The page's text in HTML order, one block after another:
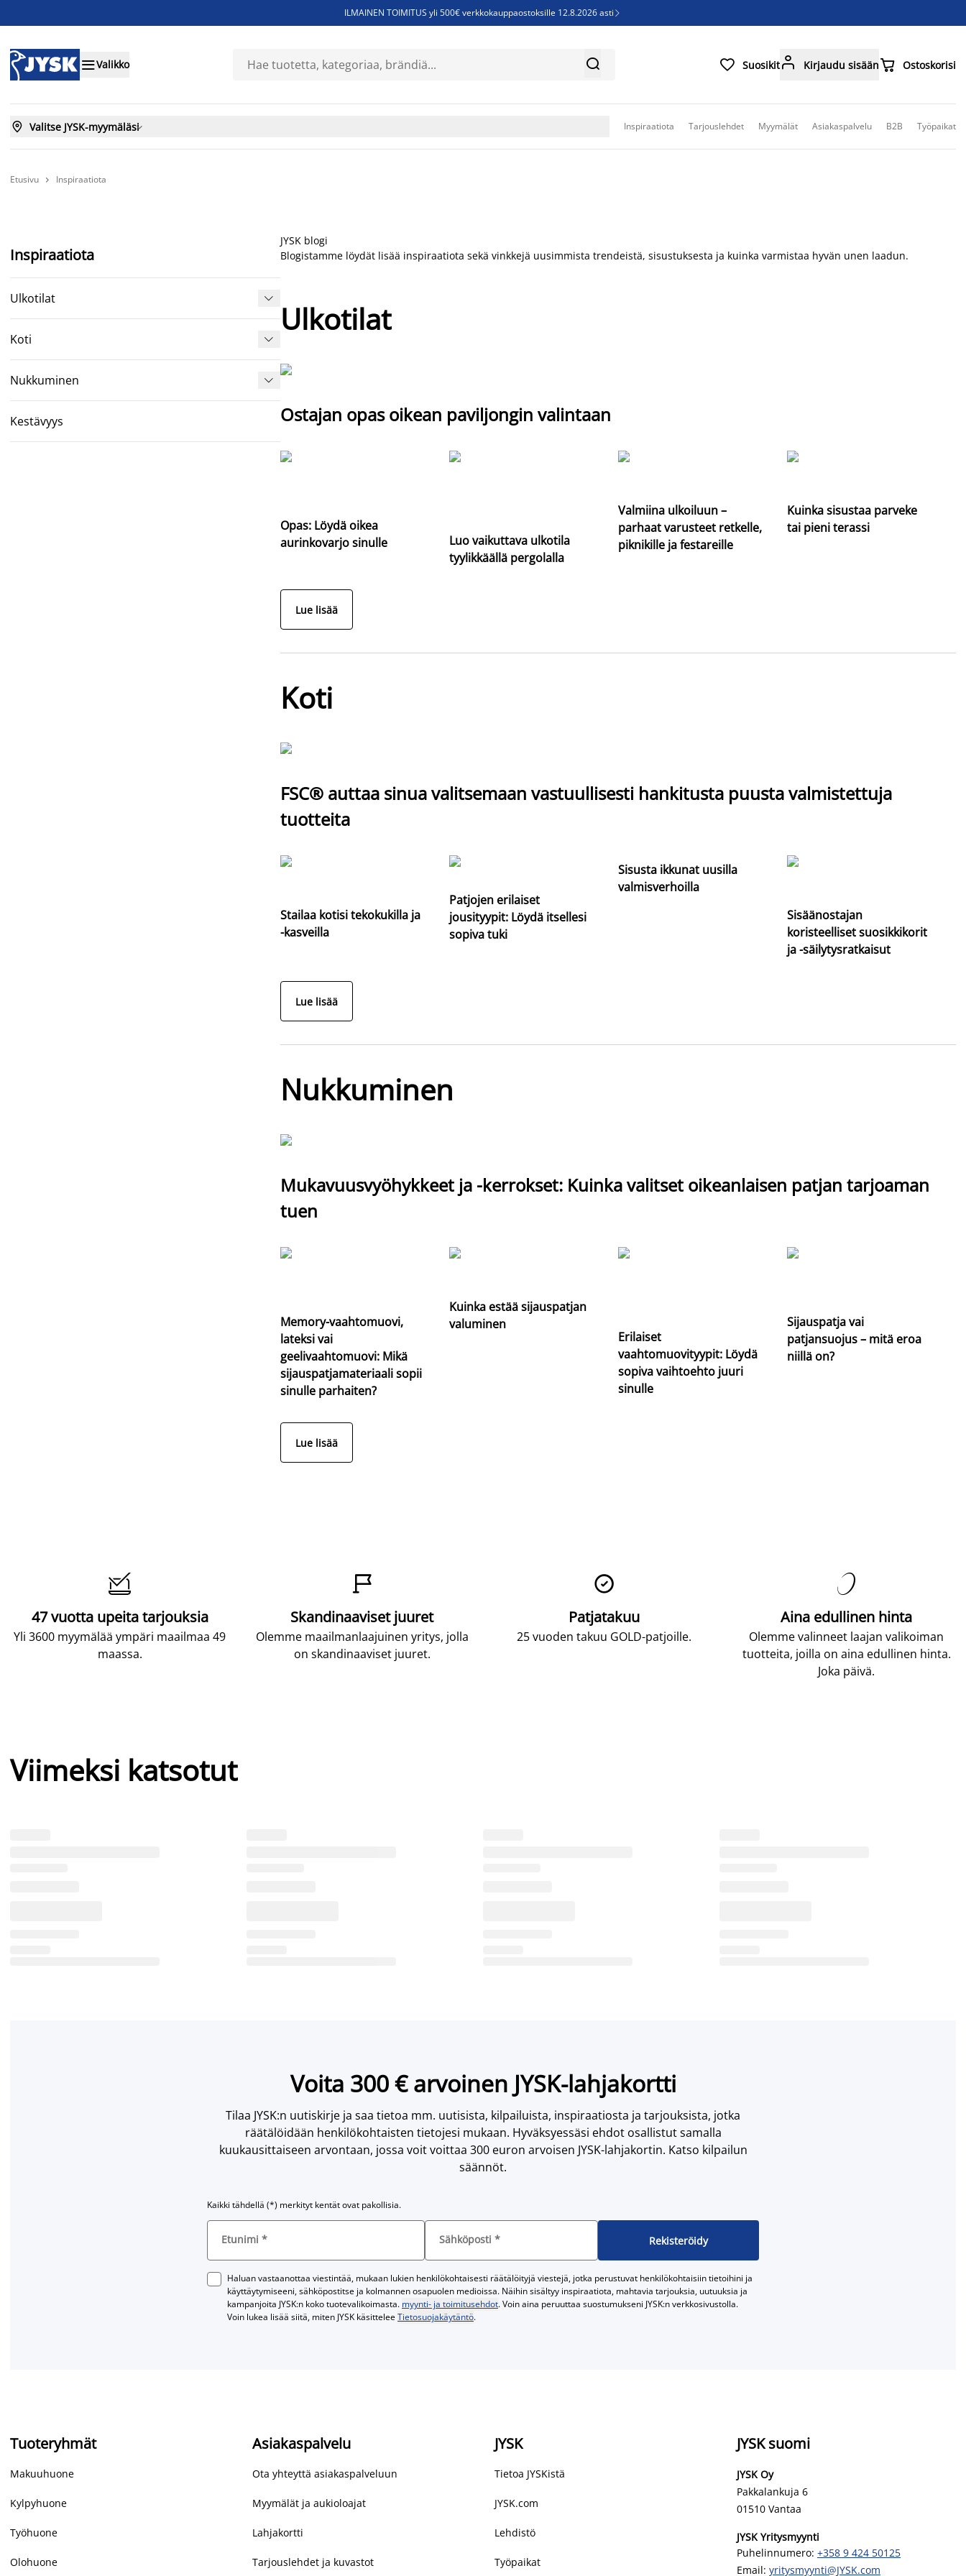
ILMAINEN TOIMITUS yli 500€ verkkokauppaostoksille 12.8.2026 asti 
Sijauspatjoja - Säästä jopa 60%
Valikko   Suosikit Kirjaudu sisään Ostoskorisi
 Valitse JYSK-myymäläsi Inspiraatiota Tarjouslehdet Myymälät Asiakaspalvelu B2B Työpaikat
Etusivu  Inspiraatiota
Inspiraatiota
Ulkotilat 
Koti 
Nukkuminen 
Kestävyys
JYSK blogi
Blogistamme löydät lisää inspiraatiota sekä vinkkejä uusimmista trendeistä, sisustuksesta ja kuinka varmistaa hyvän unen laadun.
Ulkotilat
Ostajan opas oikean paviljongin valintaan
Opas: Löydä oikea
aurinkovarjo sinulle
Luo vaikuttava ulkotila
tyylikkäällä pergolalla
Valmiina ulkoiluun –
parhaat varusteet retkelle,
piknikille ja festareille
Kuinka sisustaa parveke
tai pieni terassi
Lue lisää
Koti
FSC® auttaa sinua valitsemaan vastuullisesti hankitusta puusta valmistettuja
tuotteita
Stailaa kotisi tekokukilla ja
-kasveilla
Patjojen erilaiset
jousityypit: Löydä itsellesi
sopiva tuki
Sisusta ikkunat uusilla
valmisverhoilla
Sisäänostajan
koristeelliset suosikkikorit
ja -säilytysratkaisut
Lue lisää
Nukkuminen
Mukavuusvyöhykkeet ja -kerrokset: Kuinka valitset oikeanlaisen patjan tarjoaman
tuen
Memory-vaahtomuovi,
lateksi vai
geelivaahtomuovi: Mikä
sijauspatjamateriaali sopii
sinulle parhaiten?
Kuinka estää sijauspatjan
valuminen
Erilaiset
vaahtomuovityypit: Löydä
sopiva vaihtoehto juuri
sinulle
Sijauspatja vai
patjansuojus – mitä eroa
niillä on?
Lue lisää

47 vuotta upeita tarjouksia
Yli 3600 myymälää ympäri maailmaa 49
maassa.

Skandinaaviset juuret
Olemme maailmanlaajuinen yritys, jolla
on skandinaaviset juuret.

Patjatakuu
25 vuoden takuu GOLD-patjoille.

Aina edullinen hinta
Olemme valinneet laajan valikoiman
tuotteita, joilla on aina edullinen hinta.
Joka päivä.
Viimeksi katsotut
Voita 300 € arvoinen JYSK-lahjakortti
Tilaa JYSK:n uutiskirje ja saa tietoa mm. uutisista, kilpailuista, inspiraatiosta ja tarjouksista, jotka
räätälöidään henkilökohtaisten tietojesi mukaan. Hyväksyessäsi ehdot osallistut samalla
kuukausittaiseen arvontaan, jossa voit voittaa 300 euron arvoisen JYSK-lahjakortin. Katso kilpailun
säännöt.
Kaikki tähdellä (*) merkityt kentät ovat pakollisia.
Etunimi * Sähköposti * Rekisteröidy
Haluan vastaanottaa viestintää, mukaan lukien henkilökohtaisesti räätälöityjä viestejä, jotka perustuvat henkilökohtaisiin tietoihini ja
käyttäytymiseeni, sähköpostitse ja kolmannen osapuolen medioissa. Näihin sisältyy inspiraatiota, mahtavia tarjouksia, uutuuksia ja
kampanjoita JYSK:n koko tuotevalikoimasta. myynti- ja toimitusehdot. Voin aina peruuttaa suostumukseni JYSK:n verkkosivustolla.
Voin lukea lisää siitä, miten JYSK käsitteleeTietosuojakäytäntö.
Tuoteryhmät
Makuuhuone
Kylpyhuone
Työhuone
Olohuone
Asiakaspalvelu
Ota yhteyttä asiakaspalveluun
Myymälät ja aukioloajat
Lahjakortti
Tarjouslehdet ja kuvastot
JYSK
Tietoa JYSKistä
JYSK.com
Lehdistö
Työpaikat
JYSK suomi
JYSK Oy
Pakkalankuja 6
01510 Vantaa
JYSK Yritysmyynti
Puhelinnumero: +358 9 424 50125
Email: yritysmyynti@JYSK.com